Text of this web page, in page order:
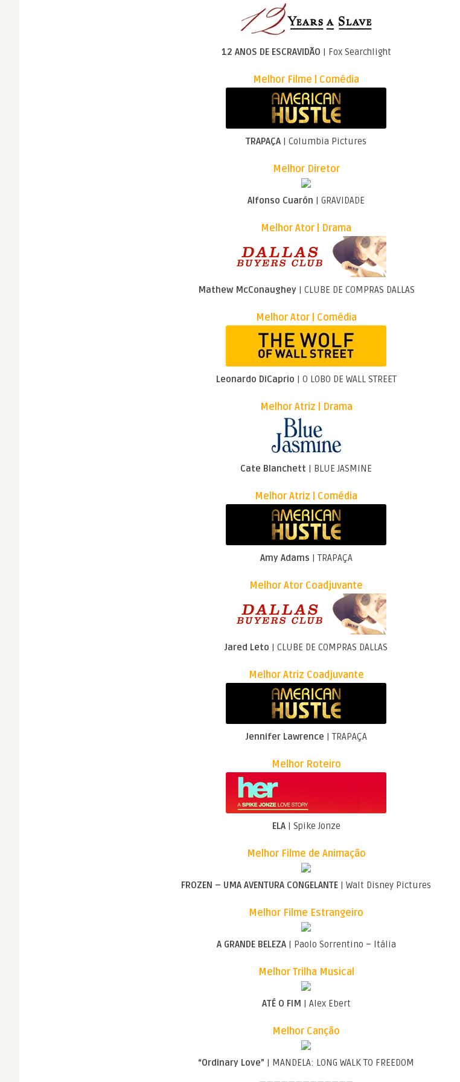
12 ANOS DE ESCRAVIDÃO | Fox Searchlight
Melhor Filme | Comédia
TRAPAÇA | Columbia Pictures
Melhor Diretor
Alfonso Cuarón | GRAVIDADE
Melhor Ator | Drama
Mathew McConaughey| CLUBE DE COMPRAS DALLAS
Melhor Ator | Comédia
Leonardo DiCaprio | O LOBO DE WALL STREET
Melhor Atriz | Drama
Cate Blanchett | BLUE JASMINE
Melhor Atriz | Comédia
Amy Adams | TRAPAÇA
Melhor Ator Coadjuvante
Jared Leto | CLUBE DE COMPRAS DALLAS
Melhor Atriz Coadjuvante
Jennifer Lawrence | TRAPAÇA
Melhor Roteiro
ELA| Spike Jonze
Melhor Filme de Animação
FROZEN – UMA AVENTURA CONGELANTE | Walt Disney Pictures
Melhor Filme Estrangeiro
A GRANDE BELEZA| Paolo Sorrentino – Itália
Melhor Trilha Musical
ATÉ O FIM | Alex Ebert
Melhor Canção
“Ordinary Love” | MANDELA: LONG WALK TO FREEDOM